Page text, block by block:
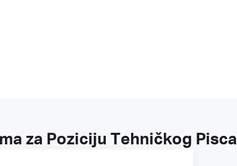
za Poziciju Tehničkog Pisca